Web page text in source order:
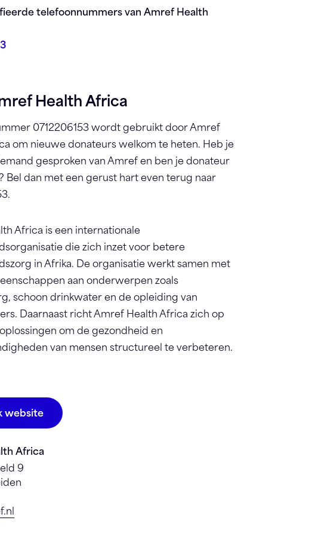
telefoonnummers van Amref Health
Health Africa
0712206153 wordt gebruikt door Amref
om nieuwe donateurs welkom te heten. Heb je
gesproken van Amref en ben je donateur
Bel dan met een gerust hart even terug naar
Africa is een internationale
die zich inzet voor betere
in Afrika. De organisatie werkt samen met
aan onderwerpen zoals
schoon drinkwater en de opleiding van
Daarnaast richt Amref Health Africa zich op
om de gezondheid en
van mensen structureel te verbeteren.
website
Africa
9